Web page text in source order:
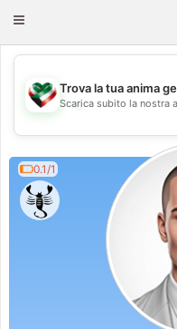
Toggle
💖
Trova la tua anima
Scarica subito la nostra
0.1/1